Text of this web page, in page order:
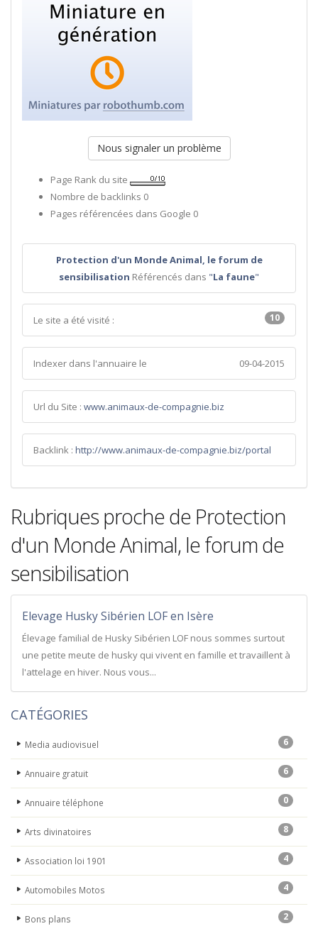
Nous signaler un problème
Page Rank du site
Nombre de backlinks 0
Pages référencées dans Google 0
Protection d'un Monde Animal, le forum de
sensibilisation Référencés dans "La faune"
Le site a été visité : 10
Indexer dans l'annuaire le 09-04-2015
Url du Site : www.animaux-de-compagnie.biz
Backlink : http://www.animaux-de-compagnie.biz/portal
Rubriques proche de Protection
d'un Monde Animal, le forum de
sensibilisation
Elevage Husky Sibérien LOF en Isère
Élevage familial de Husky Sibérien LOF nous sommes surtout
une petite meute de husky qui vivent en famille et travaillent à
l'attelage en hiver. Nous vous...
CATÉGORIES
Media audiovisuel 6
Annuaire gratuit 6
Annuaire téléphone 0
Arts divinatoires 8
Association loi 1901 4
Automobiles Motos 4
Bons plans 2